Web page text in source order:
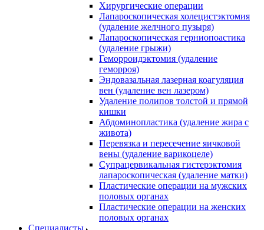
Хирургические операции
Лапароскопическая холецистэктомия
(удаление желчного пузыря)
Лапароскопическая герниопоастика
(удаление грыжи)
Геморроидэктомия (удаление
геморроя)
Эндовазальная лазерная коагуляция
вен (удаление вен лазером)
Удаление полипов толстой и прямой
кишки
Абдоминопластика (удаление жира с
живота)
Перевязка и пересечение яичковой
вены (удаление варикоцеле)
Супрацервикальная гистерэктомия
лапароскопическая (удаление матки)
Пластические операции на мужских
половых органах
Пластические операции на женских
половых органах
Специалисты